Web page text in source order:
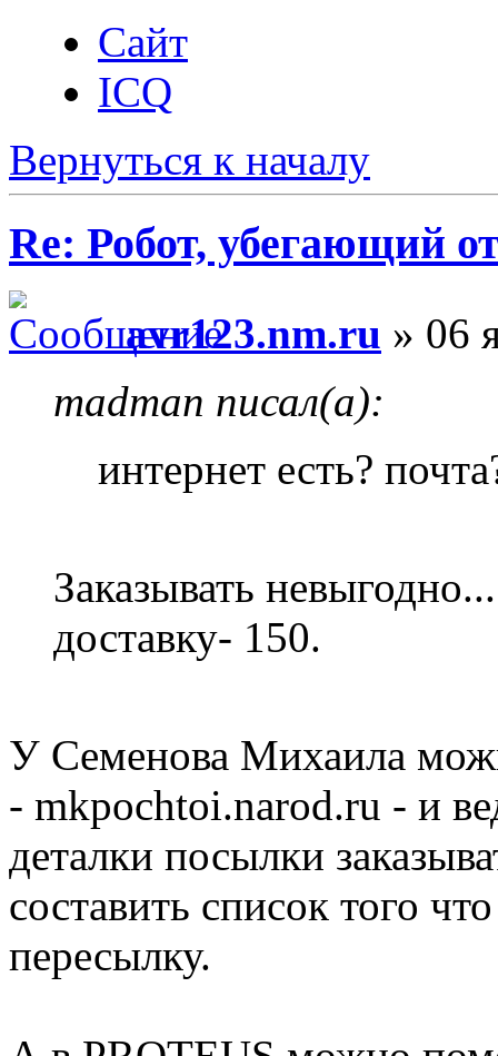
Сайт
ICQ
Вернуться к началу
Re: Робот, убегающий
avr123.nm.ru » 06
madman писал(а):
интернет есть?
Заказывать
доставку- 150.
У Семенова Михаила
- mkpochtoi.narod.ru - и
деталки посылки
составить список того
пересылку.